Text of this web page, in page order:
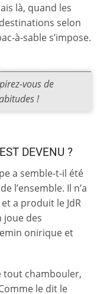
là, quand les
selon
à-sable s’impose.
vous de
!
DEVENU ?
a semble-t-il été
l’ensemble. Il n’a
a produit le JdR
joue des
onirique et
tout chambouler,
le dit le